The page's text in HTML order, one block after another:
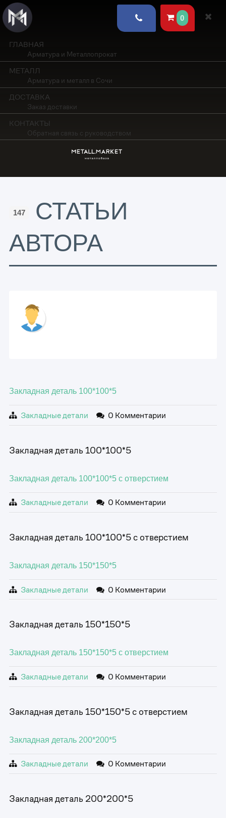
0
ГЛАВНАЯ
Арматура и Металлопрокат
МЕТАЛЛ
Арматура и металл в Сочи
ДОСТАВКА
Заказ доставки
КОНТАКТЫ
Обратная связь с руководством
147
СТАТЬИ
АВТОРА
Закладная деталь 100*100*5
Закладные детали 0 Комментарии
Закладная деталь 100*100*5
Закладная деталь 100*100*5 с отверстием
Закладные детали 0 Комментарии
Закладная деталь 100*100*5 с отверстием
Закладная деталь 150*150*5
Закладные детали 0 Комментарии
Закладная деталь 150*150*5
Закладная деталь 150*150*5 с отверстием
Закладные детали 0 Комментарии
Закладная деталь 150*150*5 с отверстием
Закладная деталь 200*200*5
Закладные детали 0 Комментарии
Закладная деталь 200*200*5